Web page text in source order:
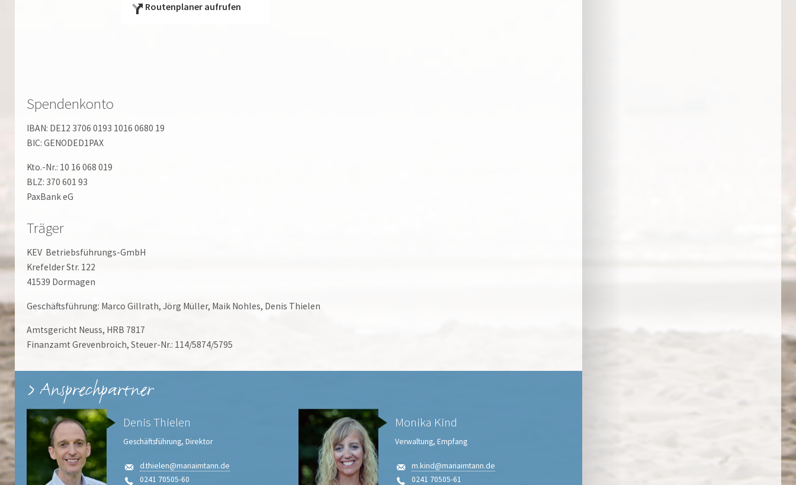
Routenplaner aufrufen
Spendenkonto
IBAN: DE12 3706 0193 1016 0680 19
BIC: GENODED1PAX
Kto.-Nr.: 10 16 068 019
BLZ: 370 601 93
PaxBank eG
Träger
KEV Betriebsführungs-GmbH
Krefelder Str. 122
41539 Dormagen
Geschäftsführung: Marco Gillrath, Jörg Müller, Maik Nohles, Denis Thielen
Amtsgericht Neuss, HRB 7817
Finanzamt Grevenbroich, Steuer-Nr.: 114/5874/5795
Ansprechpartner
Denis Thielen
Geschäftsführung, Direktor
d.thielen@mariaimtann.de
0241 70505-60
Monika Kind
Verwaltung, Empfang
m.kind@mariaimtann.de
0241 70505-61